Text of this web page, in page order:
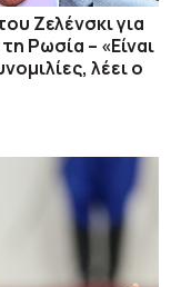
Ζελένσκι για
Ρωσία – «Είναι
λέει ο